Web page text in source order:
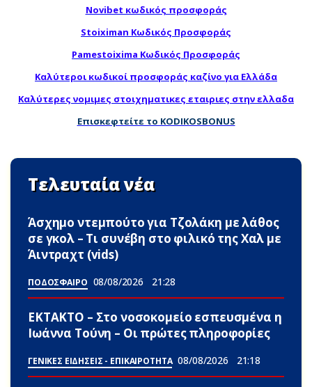
Novibet κωδικός προσφοράς
Stoiximan Κωδικός Προσφοράς
Pamestoixima Κωδικός Προσφοράς
Καλύτεροι κωδικοί προσφοράς καζίνο για Ελλάδα
Καλύτερες νομιμες στοιχηματικες εταιριες στην ελλαδα
Επισκεφτείτε το KODIKOSBONUS
Τελευταία νέα
Άσχημο ντεμπούτο για Τζολάκη με λάθος
σε γκολ – Τι συνέβη στο φιλικό της Χαλ με
Άιντραχτ (vids)
ΠΟΔΟΣΦΑΙΡΟ 08/08/2026 21:28
ΕΚΤΑΚΤΟ – Στο νοσοκομείο εσπευσμένα η
Ιωάννα Τούνη – Οι πρώτες πληροφορίες
ΓΕΝΙΚΕΣ ΕΙΔΗΣΕΙΣ - ΕΠΙΚΑΙΡΟΤΗΤΑ 08/08/2026 21:18